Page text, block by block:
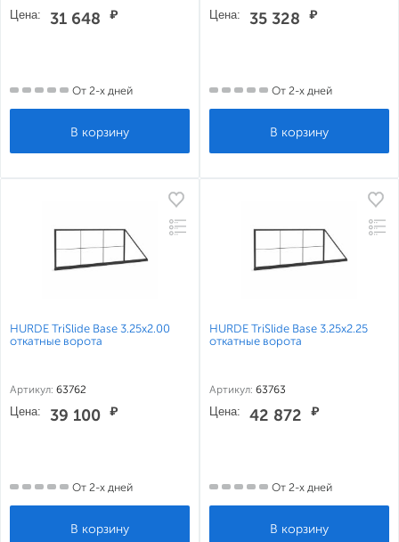
Цена: 31 648 ₽
От 2-х дней
Цена: 35 328 ₽
От 2-х дней
HURDE TriSlide Base 3.25x2.00
откатные ворота
Артикул: 63762
Цена: 39 100 ₽
От 2-х дней
HURDE TriSlide Base 3.25x2.25
откатные ворота
Артикул: 63763
Цена: 42 872 ₽
От 2-х дней